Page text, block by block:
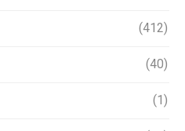
(412)
(40)
(1)